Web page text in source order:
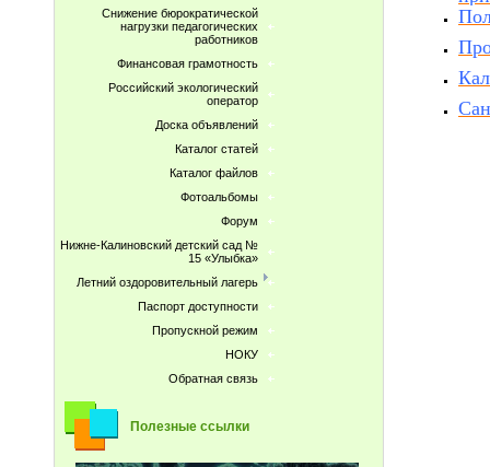
Снижение бюрократической
нагрузки педагогических
работников
Финансовая грамотность
Российский экологический
оператор
Доска объявлений
Каталог статей
Каталог файлов
Фотоальбомы
Форум
Нижне-Калиновский детский сад №
15 «Улыбка»
Летний оздоровительный лагерь
Паспорт доступности
Пропускной режим
НОКУ
Обратная связь
Полезные ссылки